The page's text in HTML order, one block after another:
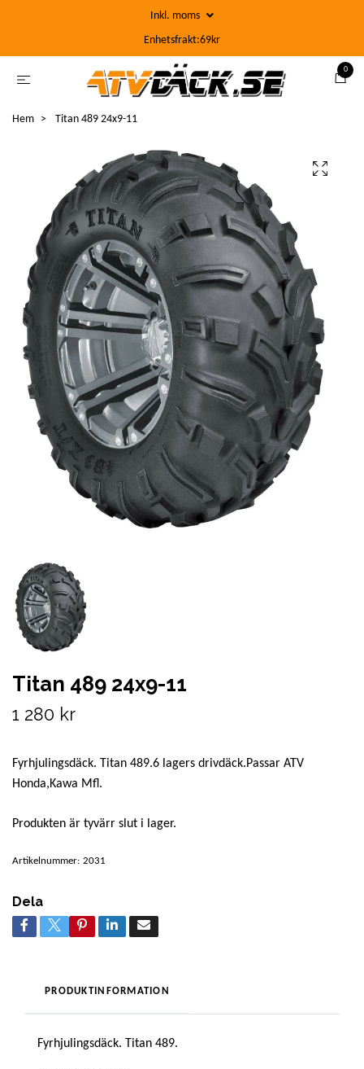
Inkl. moms
Enhetsfrakt:69kr
0
Hem Titan 489 24x9-11
Titan 489 24x9-11
1 280 kr
Fyrhjulingsdäck. Titan 489.6 lagers drivdäck.Passar ATV
Honda,Kawa Mfl.
Produkten är tyvärr slut i lager.
Artikelnummer: 2031
Dela
PRODUKTINFORMATION
Fyrhjulingsdäck. Titan 489.